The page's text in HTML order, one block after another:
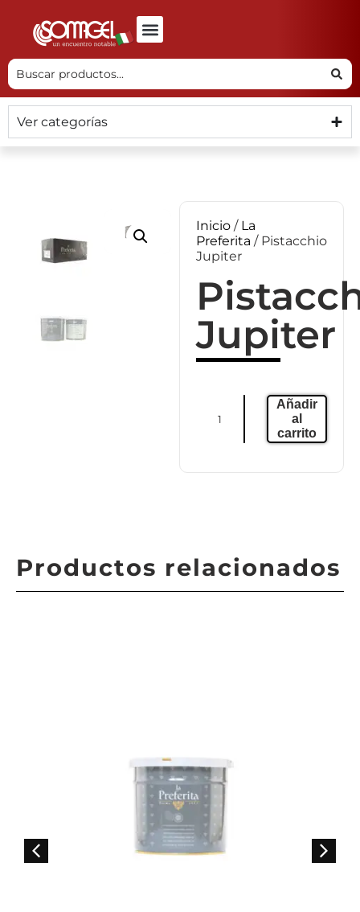
Ver categorías
Inicio / La
Preferita / Pistacchio
Jupiter
Jupiter
Añadir
al
carrito
Productos relacionados